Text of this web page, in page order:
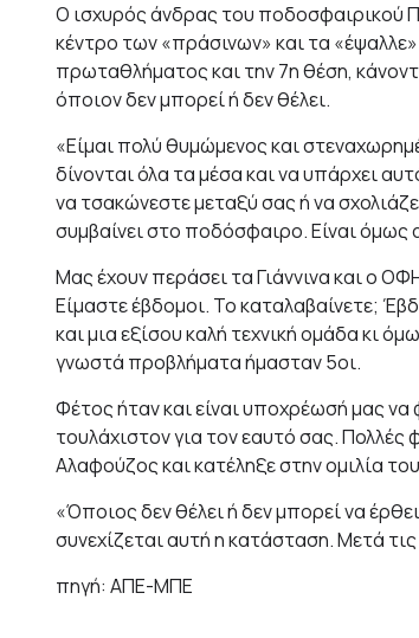
Ο ισχυρός άνδρας του ποδοσφαιρικού
κέντρο των «πράσινων» και τα
πρωταθλήματος και την 7η θέση,
όποιον δεν μπορεί ή δεν θέλει.
«Είμαι πολύ θυμώμενος και
δίνονται όλα τα μέσα και να υπάρχει
να τσακώνεστε μεταξύ σας ή να
συμβαίνει στο ποδόσφαιρο. Είναι όμως
Μας έχουν περάσει τα Γιάννινα και ο
Είμαστε έβδομοι. Το καταλαβαίνετε;
και μια εξίσου καλή τεχνική ομάδα κι
γνωστά προβλήματα ήμασταν 5οι.
Φέτος ήταν και είναι υποχρέωσή μας
τουλάχιστον για τον εαυτό σας. Πολλές
Αλαφούζος και κατέληξε στην ομιλία
«Όποιος δεν θέλει ή δεν μπορεί να
συνεχίζεται αυτή η κατάσταση. Μετά
πηγή: ΑΠΕ-ΜΠΕ